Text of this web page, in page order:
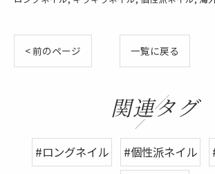
< 前のページ 一覧に戻る
関連タグ
#ロングネイル #個性派ネイル